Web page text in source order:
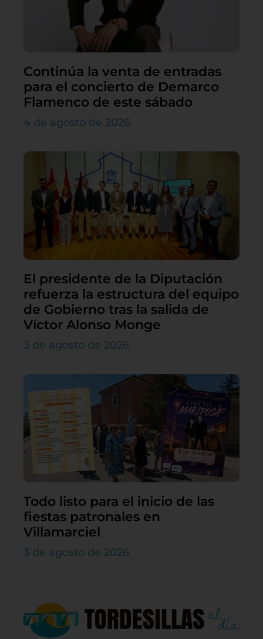
Continúa la venta de entradas
para el concierto de Demarco
Flamenco de este sábado
4 de agosto de 2026
El presidente de la Diputación
refuerza la estructura del equipo
de Gobierno tras la salida de
Víctor Alonso Monge
3 de agosto de 2026
Todo listo para el inicio de las
fiestas patronales en
Villamarciel
3 de agosto de 2026